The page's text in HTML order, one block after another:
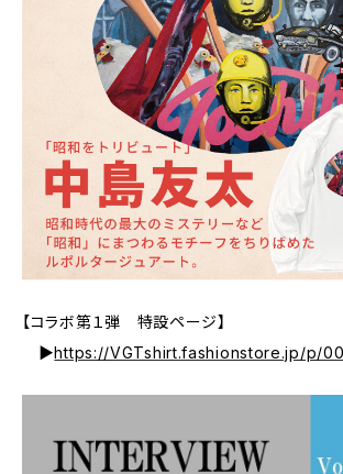
【コラボ第１弾 特設ページ】
▶https://VGTshirt.fashionstore.jp/p/